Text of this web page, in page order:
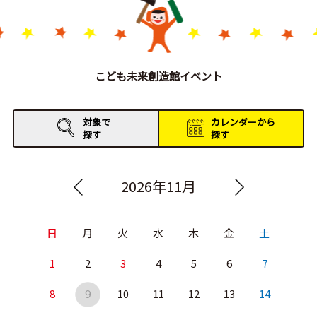
こども未来創造館イベント
対象で
探す
カレンダーから
探す
2026年11月
日 月 火 水 木 金 土
1 2 3 4 5 6 7
8 9 10 11 12 13 14